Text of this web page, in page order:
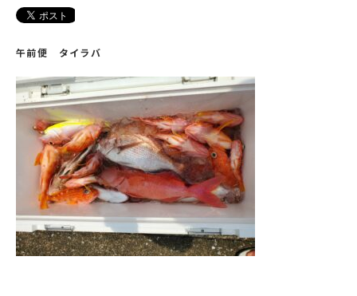
午前便 タイラバ